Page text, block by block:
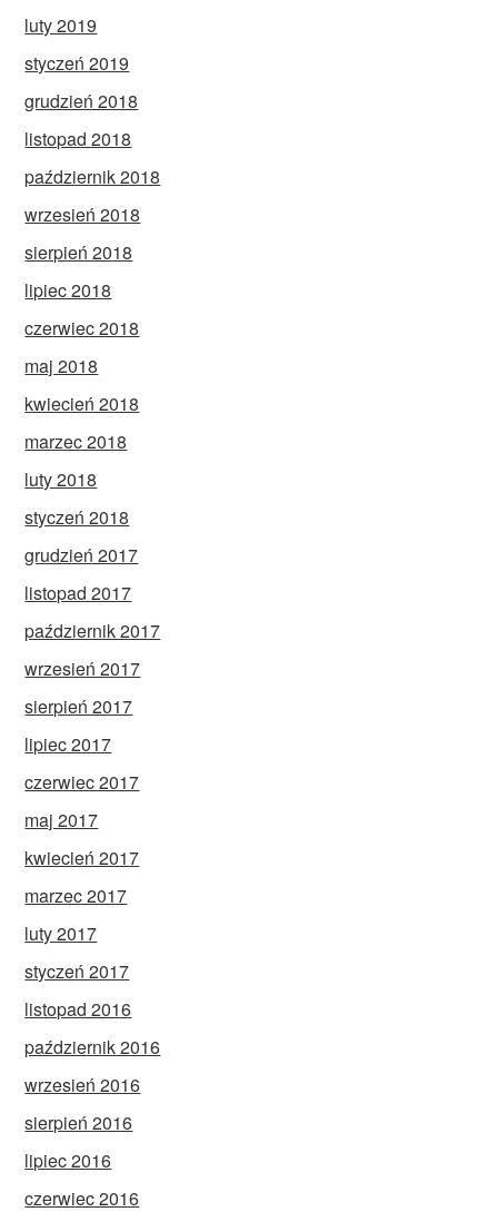
luty 2019
styczeń 2019
grudzień 2018
listopad 2018
październik 2018
wrzesień 2018
sierpień 2018
lipiec 2018
czerwiec 2018
maj 2018
kwiecień 2018
marzec 2018
luty 2018
styczeń 2018
grudzień 2017
listopad 2017
październik 2017
wrzesień 2017
sierpień 2017
lipiec 2017
czerwiec 2017
maj 2017
kwiecień 2017
marzec 2017
luty 2017
styczeń 2017
listopad 2016
październik 2016
wrzesień 2016
sierpień 2016
lipiec 2016
czerwiec 2016